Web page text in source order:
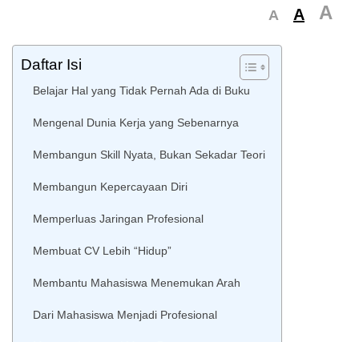
A A A
Daftar Isi
Belajar Hal yang Tidak Pernah Ada di Buku
Mengenal Dunia Kerja yang Sebenarnya
Membangun Skill Nyata, Bukan Sekadar Teori
Membangun Kepercayaan Diri
Memperluas Jaringan Profesional
Membuat CV Lebih “Hidup”
Membantu Mahasiswa Menemukan Arah
Dari Mahasiswa Menjadi Profesional